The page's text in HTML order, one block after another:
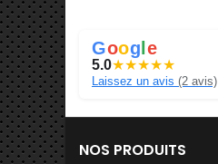
Google
5.0★★★★★
Laissez un avis (2 avis)
NOS PRODUITS